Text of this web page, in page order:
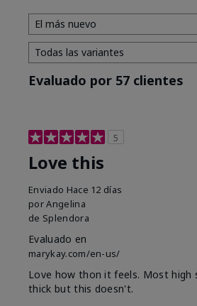
Evaluado por 57 clientes
5
Love this
Enviado Hace 12 días
porAngelina
de Splendora
Evaluado en
marykay.com/en-us/
Love how thon it feels. Most high
thick but this doesn't.